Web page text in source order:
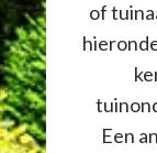
of
Een